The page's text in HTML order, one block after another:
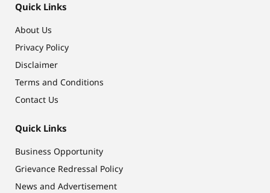
Quick Links
About Us
Privacy Policy
Disclaimer
Terms and Conditions
Contact Us
Quick Links
Business Opportunity
Grievance Redressal Policy
News and Advertisement